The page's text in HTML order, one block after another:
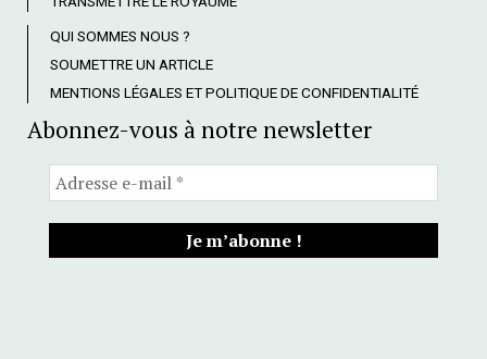
QUI SOMMES NOUS ?
SOUMETTRE UN ARTICLE
MENTIONS LÉGALES ET POLITIQUE DE CONFIDENTIALITÉ
Abonnez-vous à notre newsletter